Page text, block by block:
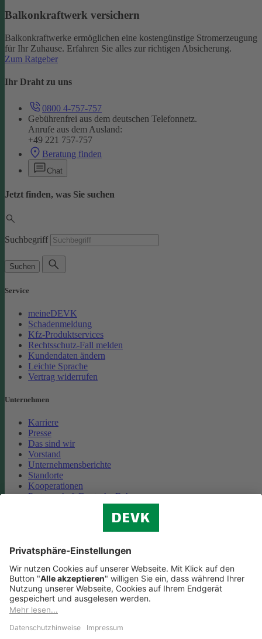
Balkonkraftwerk versichern
Balkonkraftwerke ermöglichen eine kostengünstige Stromerzeugung
für Ihr Zuhause. Erfahren Sie alles zur richtigen Absicherung.
Zum Ratgeber
Ihr Draht zu uns
0800 4-757-757
Gebührenfrei aus dem deutschen Telefonnetz.
Anrufe aus dem Ausland:
+49 221 757-757
Beratung finden
Chat
Jetzt finden, was Sie suchen
Suchbegriff
Suchen
Service
meineDEVK
Schadenmeldung
Kfz-Produktservices
Rechtsschutz-Fall melden
Kundendaten ändern
Leichte Sprache
Vertrag widerrufen
Unternehmen
Karriere
Presse
Das sind wir
Vorstand
Unternehmensberichte
Standorte
Kooperationen
Partnerschaft Deutsche Bahn
Cookie-Einstellungen
Datenschutz
Impressum
Streitbeilegung
Nutzungshinweise